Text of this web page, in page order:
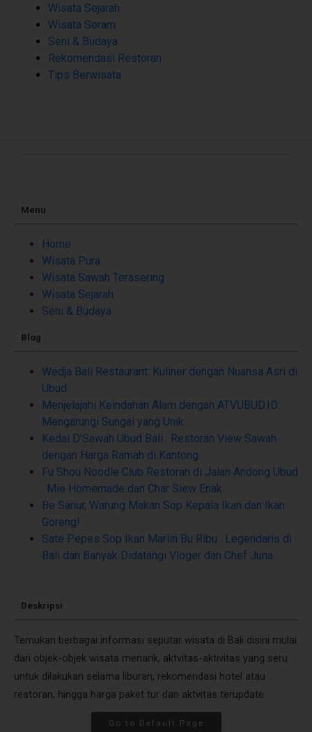
Wisata Sejarah
Wisata Seram
Seni & Budaya
Rekomendasi Restoran
Tips Berwisata
Menu
Home
Wisata Pura
Wisata Sawah Terasering
Wisata Sejarah
Seni & Budaya
Blog
Wedja Bali Restaurant: Kuliner dengan Nuansa Asri di
Ubud
Menjelajahi Keindahan Alam dengan ATVUBUD.ID:
Mengarungi Sungai yang Unik
Kedai D'Sawah Ubud Bali : Restoran View Sawah
dengan Harga Ramah di Kantong
Fu Shou Noodle Club Restoran di Jalan Andong Ubud
: Mie Homemade dan Char Siew Enak
Be Sanur, Warung Makan Sop Kepala Ikan dan Ikan
Goreng!
Sate Pepes Sop Ikan Marlin Bu Ribu : Legendaris di
Bali dan Banyak Didatangi Vloger dan Chef Juna
Deskripsi
Temukan berbagai informasi seputar wisata di Bali disini mulai
dari objek-objek wisata menarik, aktvitas-aktivitas yang seru
untuk dilakukan selama liburan, rekomendasi hotel atau
restoran, hingga harga paket tur dan aktvitas terupdate.
Go to Default Page